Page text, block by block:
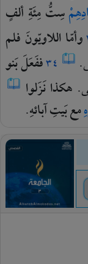
سِتُّمِئَةِألفٍ
وأمّااللاويّونَفلم
٣٤ففَعَلَبَنو
هكذانَزَلوا
معبَيتِآبائهِ.